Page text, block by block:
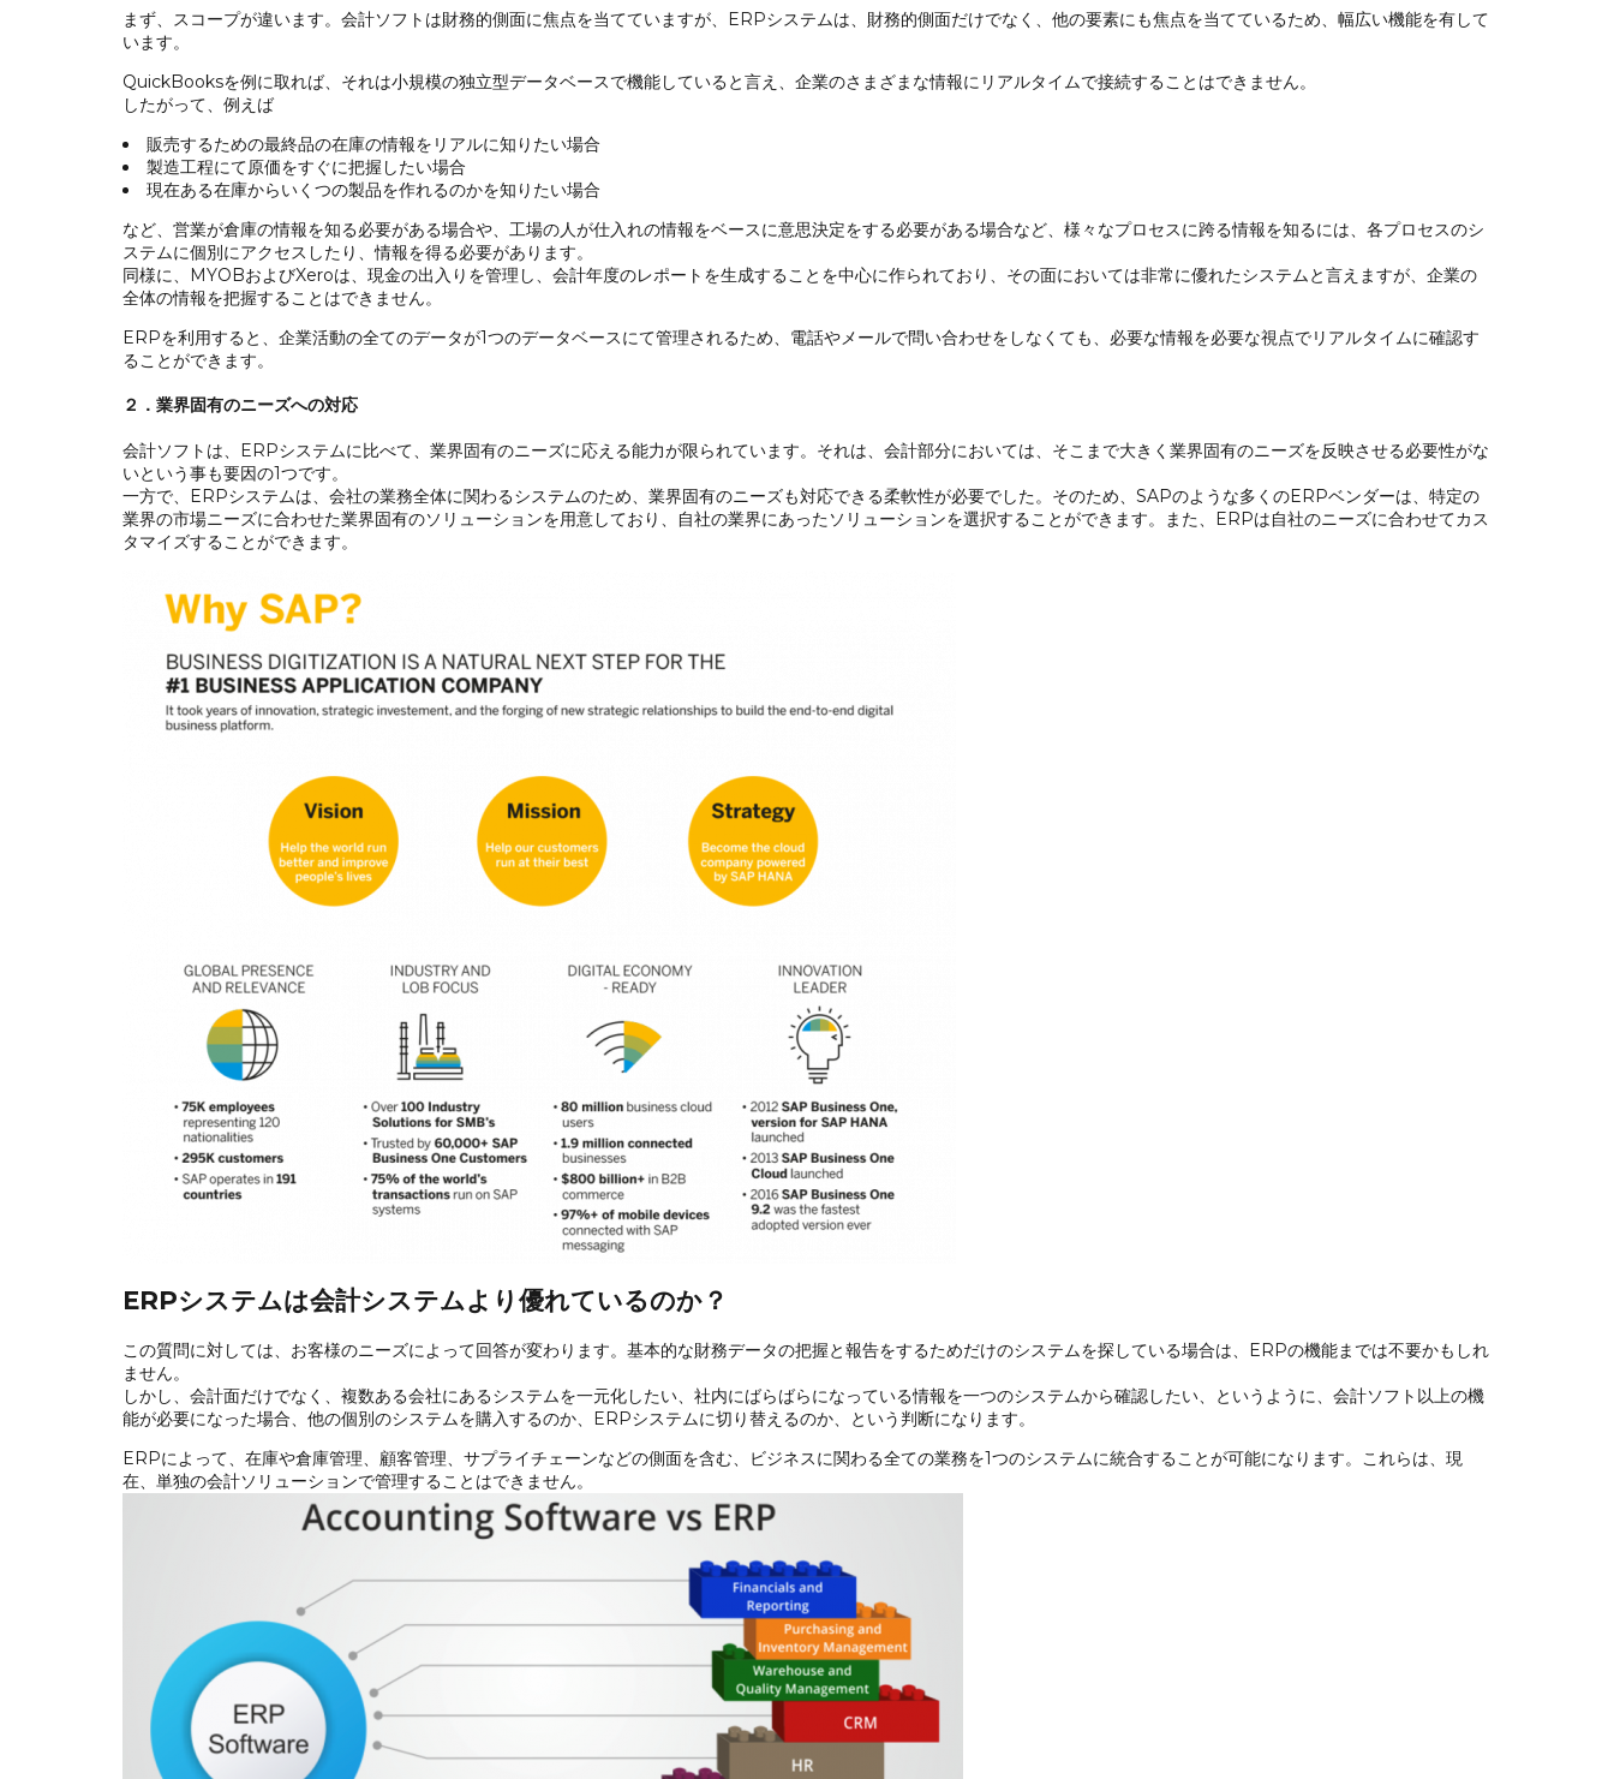
まず、スコープが違います。会計ソフトは財務的側面に焦点を当てていますが、ERPシステムは、財務的側面だけでなく、他の要素にも焦点を当てているため、幅広い機能を有して
います。
QuickBooksを例に取れば、それは小規模の独立型データベースで機能していると言え、企業のさまざまな情報にリアルタイムで接続することはできません。
したがって、例えば
販売するための最終品の在庫の情報をリアルに知りたい場合
製造工程にて原価をすぐに把握したい場合
現在ある在庫からいくつの製品を作れるのかを知りたい場合
など、営業が倉庫の情報を知る必要がある場合や、工場の人が仕入れの情報をベースに意思決定をする必要がある場合など、様々なプロセスに跨る情報を知るには、各プロセスのシ
ステムに個別にアクセスしたり、情報を得る必要があります。
同様に、MYOBおよびXeroは、現金の出入りを管理し、会計年度のレポートを生成することを中心に作られており、その面においては非常に優れたシステムと言えますが、企業の
全体の情報を把握することはできません。
ERPを利用すると、企業活動の全てのデータが1つのデータベースにて管理されるため、電話やメールで問い合わせをしなくても、必要な情報を必要な視点でリアルタイムに確認す
ることができます。
２．業界固有のニーズへの対応
会計ソフトは、ERPシステムに比べて、業界固有のニーズに応える能力が限られています。それは、会計部分においては、そこまで大きく業界固有のニーズを反映させる必要性がな
いという事も要因の1つです。
一方で、ERPシステムは、会社の業務全体に関わるシステムのため、業界固有のニーズも対応できる柔軟性が必要でした。そのため、SAPのような多くのERPベンダーは、特定の
業界の市場ニーズに合わせた業界固有のソリューションを用意しており、自社の業界にあったソリューションを選択することができます。また、ERPは自社のニーズに合わせてカス
タマイズすることができます。
ERPシステムは会計システムより優れているのか？
この質問に対しては、お客様のニーズによって回答が変わります。基本的な財務データの把握と報告をするためだけのシステムを探している場合は、ERPの機能までは不要かもしれ
ません。
しかし、会計面だけでなく、複数ある会社にあるシステムを一元化したい、社内にばらばらになっている情報を一つのシステムから確認したい、というように、会計ソフト以上の機
能が必要になった場合、他の個別のシステムを購入するのか、ERPシステムに切り替えるのか、という判断になります。
ERPによって、在庫や倉庫管理、顧客管理、サプライチェーンなどの側面を含む、ビジネスに関わる全ての業務を1つのシステムに統合することが可能になります。これらは、現
在、単独の会計ソリューションで管理することはできません。